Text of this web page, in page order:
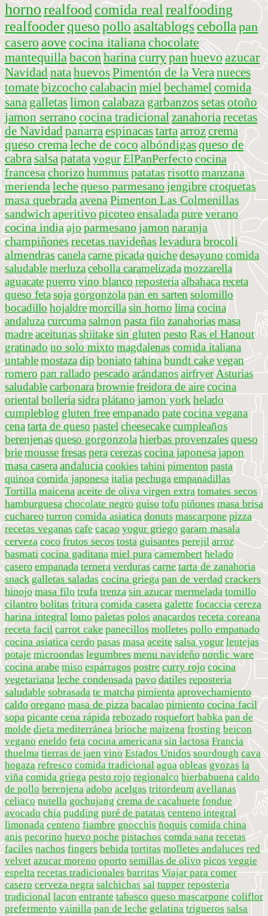
hornorealfood comida real realfooding
realfooderquesopolloasaltablogs cebollapan
caseroaove cocina italianachocolate
mantequillabaconharinacurrypanhuevoazucar
NavidadnatahuevosPimentón de la Veranueces
tomatebizcocho calabacin mielbechamelcomida
sana galletaslimoncalabazagarbanzossetasotoño
jamon serranococina tradicional zanahoria recetas
de Navidad panarraespinacastartaarrozcrema
queso cremaleche de coco albóndigasqueso de
cabra salsa patatayogurElPanPerfectococina
francesa chorizohummuspatatasrisottomanzana
merienda lechequeso parmesanojengibrecroquetas
masa quebrada avenaPimenton Las Colmenillas
sandwichaperitivopicoteoensalada pureverano
cocina indiaajoparmesanojamon naranja
champiñonesrecetas navideñas levadura brocoli
almendrascanelacarne picadaquichedesayunocomida
saludablemerluza cebolla caramelizadamozzarella
aguacatepuerro vino blancoreposteriaalbahacareceta
queso feta soja gorgonzola pan en sartensolomillo
bocadillohojaldremorcillasin hornolima cocina
andaluzacurcuma salmon pasta filo zanahoriasmasa
madreaceitunasshiitakesin gluten pestoRas el Hanout
gratinadono solo mixto magdalenascomida italiana
untablemostaza dip boniato tahinabundt cakevegan
romeropan ralladopescado arándanosairfryerAsturias
saludablecarbonara browniefreidora de airecocina
oriental bolleria sidraplátano jamon yorkhelado
cumpleblog gluten freeempanado patecocina vegana
cena tarta de quesopastel cheesecakecumpleaños
berenjenasqueso gorgonzolahierbas provenzalesqueso
briemoussefresaspera cerezascocina japonesajapon
masa casera andalucia cookies tahini pimenton pasta
quinoa comida japonesa italia pechuga empanadillas
Tortilla maicena aceite de oliva virgen extra tomates secos
hamburguesa chocolate negro guiso tofu piñones masa brisa
cuchareo turron comida asiatica donuts mascarpone pizza
recetas veganas cafe cacao yogur griego garam masala
cerveza coco frutos secos tosta guisantes perejil arroz
basmati cocina gaditana miel pura camembert helado
casero empanada ternera verduras carne tarta de zanahoria
snack galletas saladas cocina griega pan de verdad crackers
hinojo masa filo trufa trenza sin azucar mermelada tomillo
cilantro bolitas fritura comida casera galette focaccia cereza
harina integral lomo paletas polos anacardos receta coreana
receta facil carrot cake panecillos molletes pollo empanado
cocina asiatica cerdo pasas masa aceite salsa yogur lentejas
potaje microondas legumbres menu navideño nordic ware
cocina arabe miso espárragos postre curry rojo cocina
vegetariana leche condensada pavo datiles reposteria
saludable sobrasada te matcha pimienta aprovechamiento
caldo oregano masa de pizza bacalao pimiento cocina facil
sopa picante cena rápida rebozado roquefort babka pan de
molde dieta mediterránea brioche maizena frosting beicon
vegano eneldo feta cocina americana sin lactosa Francia
thuelma tierras de jaen vino Estados Unidos sourdough cava
hogaza refresco comida tradicional agua obleas gyozas la
viña comida griega pesto rojo regionalco hierbabuena caldo
de pollo berenjena adobo acelgas tritordeum avellanas
celiaco nutella gochujang crema de cacahuete fondue
avocado chia pudding puré de patatas centeno integral
limonada centeno fiambre gnocchis ñoquis comida china
anis pecorino huevo poche pistachos comda sana recetas
faciles nachos fingers bebida tortitas molletes andaluces red
velvet azucar moreno oporto semillas de olivo picos veggie
espelta recetas tradicionales barritas Viajar para comer
casero cerveza negra salchichas sal tupper reposteria
tradicional lacon entrante tabasco queso mascarpone coliflor
prefermento vainilla pan de leche gelatina trigueros salsa